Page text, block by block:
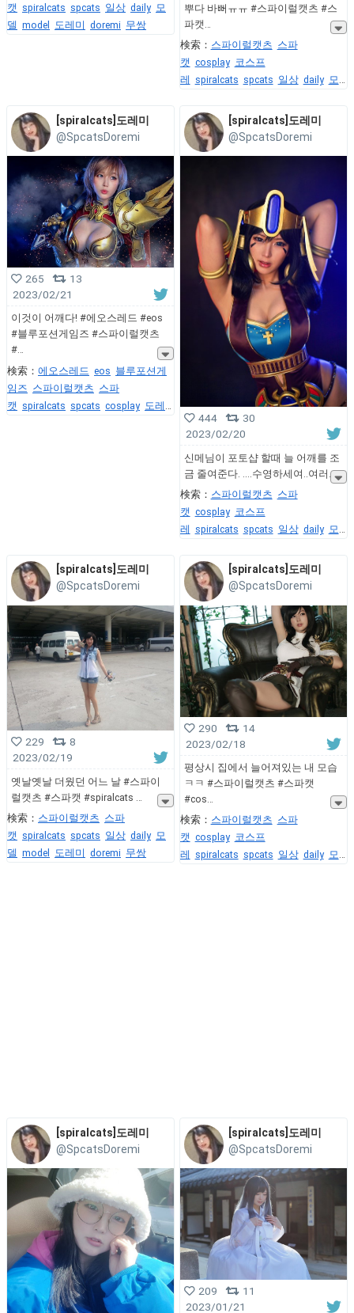
캣 spiralcats spcats 일상 daily 모
델 model 도레미 doremi 무쌍
뿌다 바뻐ㅠㅠ #스파이럴캣츠 #스
파캣
検索： 스파이럴캣츠 스파
캣 cosplay 코스프
레 spiralcats spcats 일상 daily 모
[spiralcats]도레미
@SpcatsDoremi
265
13
2023/02/21
이것이 어깨다! #에오스레드 #eos
#블루포션게임즈 #스파이럴캣츠
#
検索： 에오스레드 eos 블루포션게
임즈 스파이럴캣츠 스파
캣 spiralcats spcats cosplay 도레
[spiralcats]도레미
@SpcatsDoremi
444
30
2023/02/20
신메님이 포토샵 할때 늘 어깨를 조
금 줄여준다. ....수영하세여..여러
検索： 스파이럴캣츠 스파
캣 cosplay 코스프
레 spiralcats spcats 일상 daily 모
[spiralcats]도레미
@SpcatsDoremi
229
8
2023/02/19
옛날옛날 더웠던 어느 날 #스파이
럴캣츠 #스파캣 #spiralcats
検索： 스파이럴캣츠 스파
캣 spiralcats spcats 일상 daily 모
델 model 도레미 doremi 무쌍
[spiralcats]도레미
@SpcatsDoremi
290
14
2023/02/18
평상시 집에서 늘어져있는 내 모습
ㅋㅋ #스파이럴캣츠 #스파캣
#cos
検索： 스파이럴캣츠 스파
캣 cosplay 코스프
레 spiralcats spcats 일상 daily 모
[spiralcats]도레미
@SpcatsDoremi
[spiralcats]도레미
@SpcatsDoremi
209
11
2023/01/21